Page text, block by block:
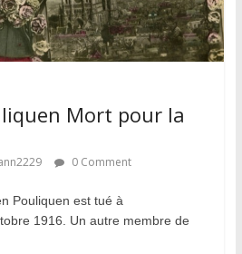
Mort pour la
0 Comment
Pouliquen est tué à
1916. Un autre membre de